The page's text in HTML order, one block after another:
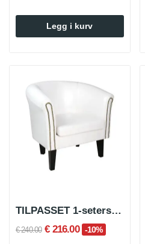
Legg i kurv
TILPASSET 1-seters ventestol
€ 240.00 € 216.00 -10%